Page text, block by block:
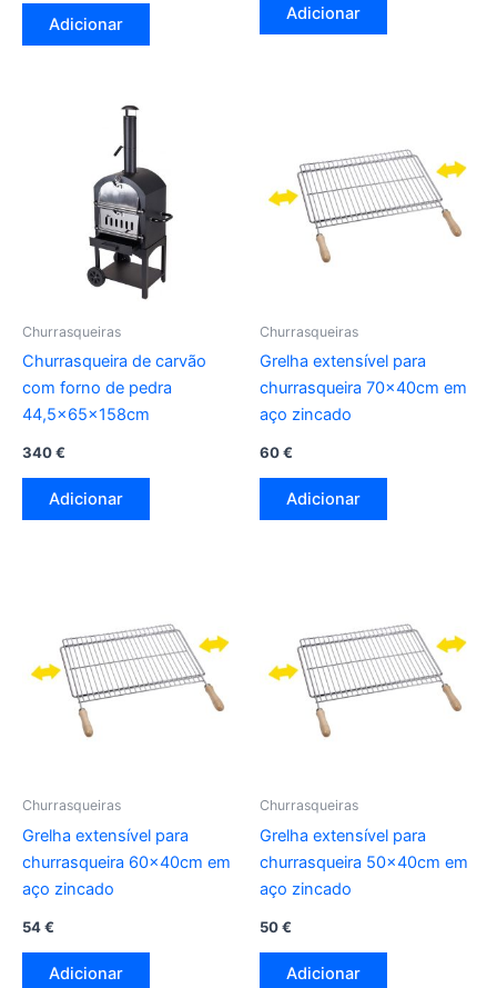
Adicionar
Adicionar
Churrasqueiras
Churrasqueira de carvão
com forno de pedra
44,5x65x158cm
340€
Adicionar
Churrasqueiras
Grelha extensível para
churrasqueira 70x40cm em
aço zincado
60€
Adicionar
Churrasqueiras
Grelha extensível para
churrasqueira 60x40cm em
aço zincado
54€
Adicionar
Churrasqueiras
Grelha extensível para
churrasqueira 50x40cm em
aço zincado
50€
Adicionar